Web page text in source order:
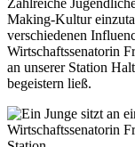
Zahlreiche
Making-Kultur
verschiedenen
Wirtschaftssenatorin
an unserer Station
begeistern ließ.